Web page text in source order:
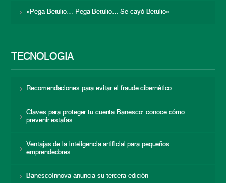
«Pega Betulio… Pega Betulio… Se cayó Betulio»
TECNOLOGÍA
Recomendaciones para evitar el fraude cibernético
Claves para proteger tu cuenta Banesco: conoce cómo
prevenir estafas
Ventajas de la inteligencia artificial para pequeños
emprendedores
BanescoInnova anuncia su tercera edición